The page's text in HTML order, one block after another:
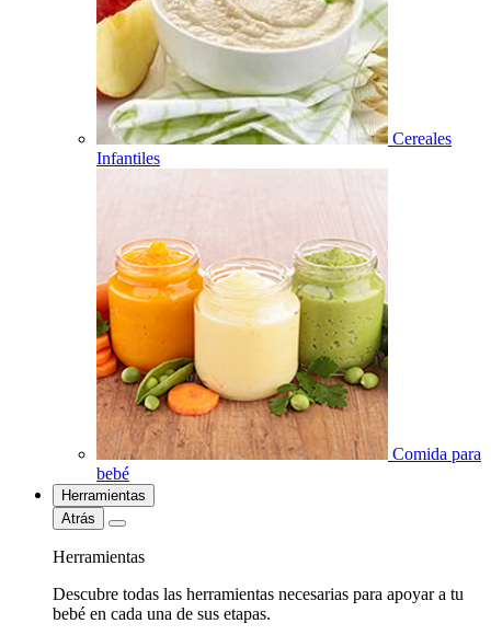
Cereales
Infantiles
Comida para
bebé
Herramientas
Atrás
Herramientas
Descubre todas las herramientas necesarias para apoyar a tu
bebé en cada una de sus etapas.